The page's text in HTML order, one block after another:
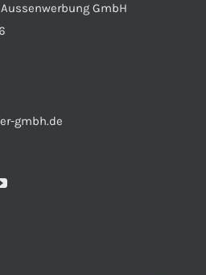
GmbH
gmbh.de